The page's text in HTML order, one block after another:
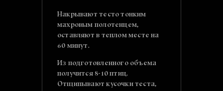
Накрывают тесто тонким
махровым полотенцем,
оставляют в теплом месте на
60 минут.
Из подготовленного объема
получится 8-10 птиц.
Отщипывают кусочки теста,